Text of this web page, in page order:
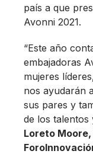
país a que
Avonni 2021.
“Este año
embajadoras
mujeres
nos ayudarán
sus pares y
de los talentos
Loreto